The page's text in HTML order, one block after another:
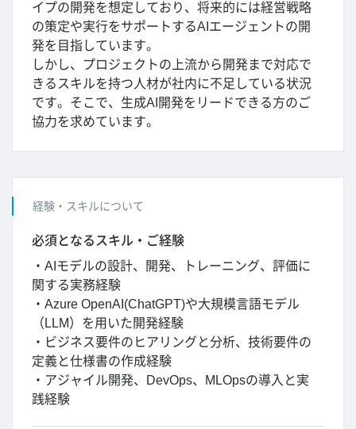
イプの開発を想定しており、将来的には経営戦略
の策定や実行をサポートするAIエージェントの開
発を目指しています。
しかし、プロジェクトの上流から開発まで対応で
きるスキルを持つ人材が社内に不足している状況
です。そこで、生成AI開発をリードできる方のご
協力を求めています。
経験・スキルについて
必須となるスキル・ご経験
・AIモデルの設計、開発、トレーニング、評価に
関する実務経験
・Azure OpenAI(ChatGPT)や大規模言語モデル
（LLM）を用いた開発経験
・ビジネス要件のヒアリングと分析、技術要件の
定義と仕様書の作成経験
・アジャイル開発、DevOps、MLOpsの導入と実
践経験